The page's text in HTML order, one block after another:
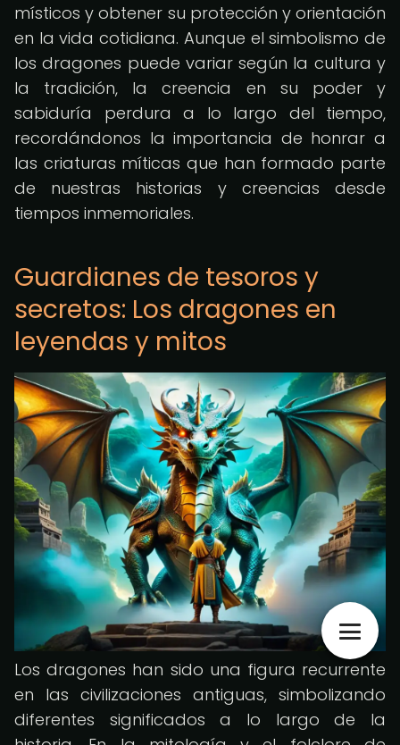
místicos y obtener su protección y orientación
en la vida cotidiana. Aunque el simbolismo de
los dragones puede variar según la cultura y
la tradición, la creencia en su poder y
sabiduría perdura a lo largo del tiempo,
recordándonos la importancia de honrar a
las criaturas míticas que han formado parte
de nuestras historias y creencias desde
tiempos inmemoriales.
Guardianes de tesoros y
secretos: Los dragones en
leyendas y mitos
Los dragones han sido una figura recurrente
en las civilizaciones antiguas, simbolizando
diferentes significados a lo largo de la